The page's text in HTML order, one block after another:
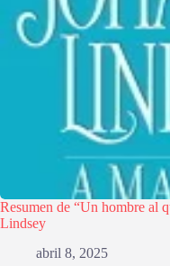
Resumen de “Un hombre al
Lindsey
abril 8, 2025